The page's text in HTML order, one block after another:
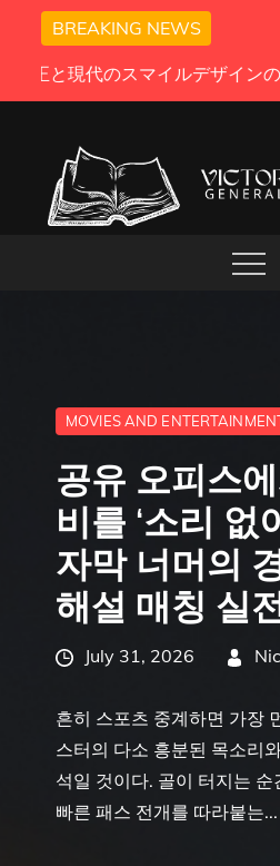
content
BREAKING NEWS
카지노솔루션과 온라인 블랙잭
VICTORY
GENERAL NEWS
MOVIES AND
공유 오피스
비를 ‘소리 없
자막 너머의
해설 매칭 실
PostedJuly 31, 2026
흔히 스포츠 중계하면 가장
스터의 다소 흥분된 목소리
석일 것이다. 골이 터지는
빠른 패스 전개를 따라붙는...